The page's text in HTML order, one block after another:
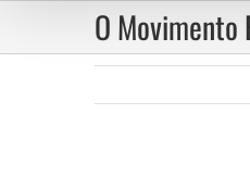
O Movimento